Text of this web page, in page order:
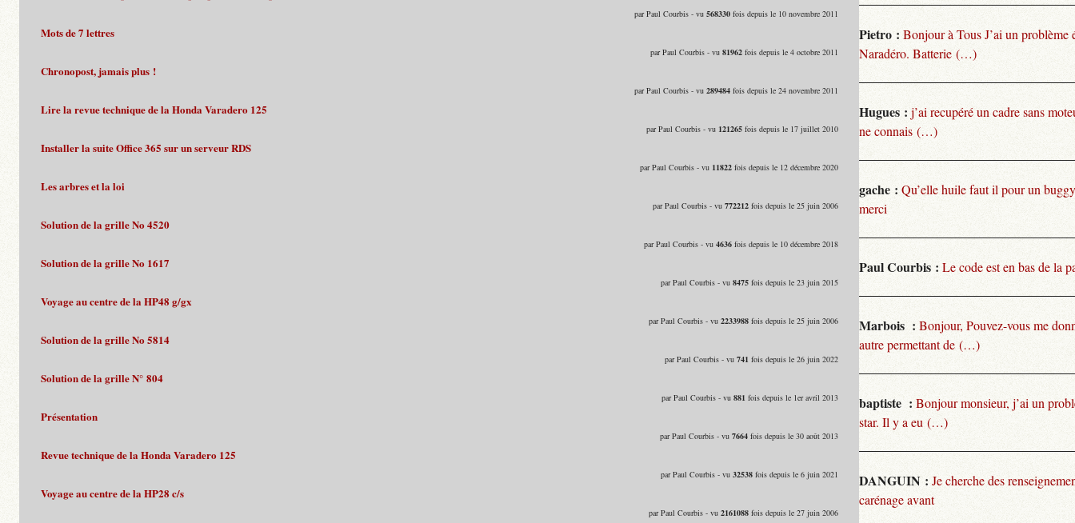
par Paul Courbis - vu 568330fois depuis le 10 novembre 2011
Mots de 7 lettres
par Paul Courbis - vu 81962fois depuis le 4 octobre 2011
Chronopost, jamais plus !
par Paul Courbis - vu 289484fois depuis le 24 novembre 2011
Lire la revue technique de la Honda Varadero 125
par Paul Courbis - vu 121265fois depuis le 17 juillet 2010
Installer la suite Office 365 sur un serveur RDS
par Paul Courbis - vu 11822fois depuis le 12 décembre 2020
Les arbres et la loi
par Paul Courbis - vu 772212fois depuis le 25 juin 2006
Solution de la grille No 4520
par Paul Courbis - vu 4636fois depuis le 10 décembre 2018
Solution de la grille No 1617
par Paul Courbis - vu 8475fois depuis le 23 juin 2015
Voyage au centre de la HP48 g/gx
par Paul Courbis - vu 2233988fois depuis le 25 juin 2006
Solution de la grille No 5814
par Paul Courbis - vu 741 fois depuis le 26 juin 2022
Solution de la grille N° 804
par Paul Courbis - vu 881 fois depuis le 1er avril 2013
Présentation
par Paul Courbis - vu 7664fois depuis le 30 août 2013
Revue technique de la Honda Varadero 125
par Paul Courbis - vu 32538fois depuis le 6 juin 2021
Voyage au centre de la HP28 c/s
par Paul Courbis - vu 2161088fois depuis le 27 juin 2006
Pietro : Bonjour à Tous J’ai un problème
Naradéro. Batterie (…)
Hugues : j’ai recupéré un cadre sans
ne connais (…)
gache : Qu’elle huile faut il pour un
merci
Paul Courbis : Le code est en bas de la
Marbois : Bonjour, Pouvez-vous me
autre permettant de (…)
baptiste : Bonjour monsieur, j’ai un
star. Il y a eu (…)
DANGUIN : Je cherche des
carénage avant